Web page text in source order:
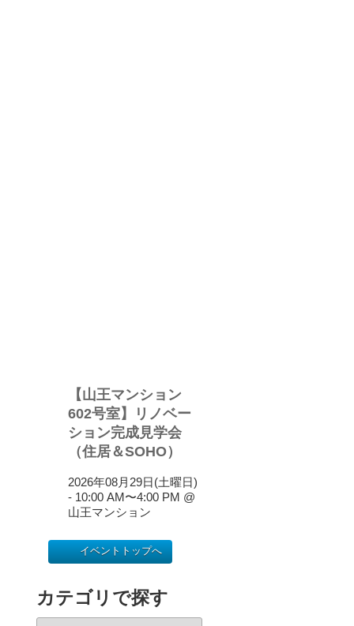
【山王マンション
602号室】リノベー
ション完成見学会
（住居＆SOHO）
2026年08月29日(土曜日)
- 10:00 AM〜4:00 PM @
山王マンション
イベントトップへ
カテゴリで探す